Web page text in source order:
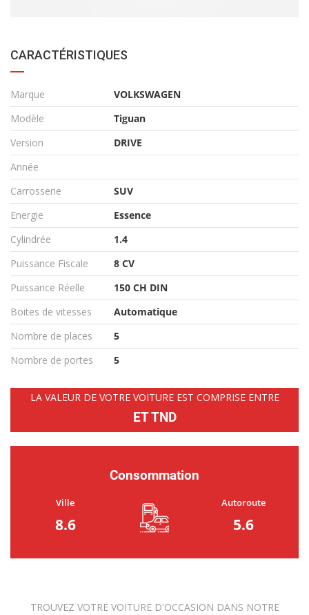
CARACTÉRISTIQUES
Marque
VOLKSWAGEN
Modèle
Tiguan
Version
DRIVE
Année
Carrosserie
SUV
Energie
Essence
Cylindrée
1.4
Puissance Fiscale
8 CV
Puissance Réelle
150 CH DIN
Boites de vitesses
Automatique
Nombre de places
5
Nombre de portes
5
LA VALEUR DE VOTRE VOITURE EST COMPRISE ENTRE
ET TND
Consommation
Ville
8.6
Autoroute
5.6
TROUVEZ VOTRE VOITURE D'OCCASION DANS NOTRE